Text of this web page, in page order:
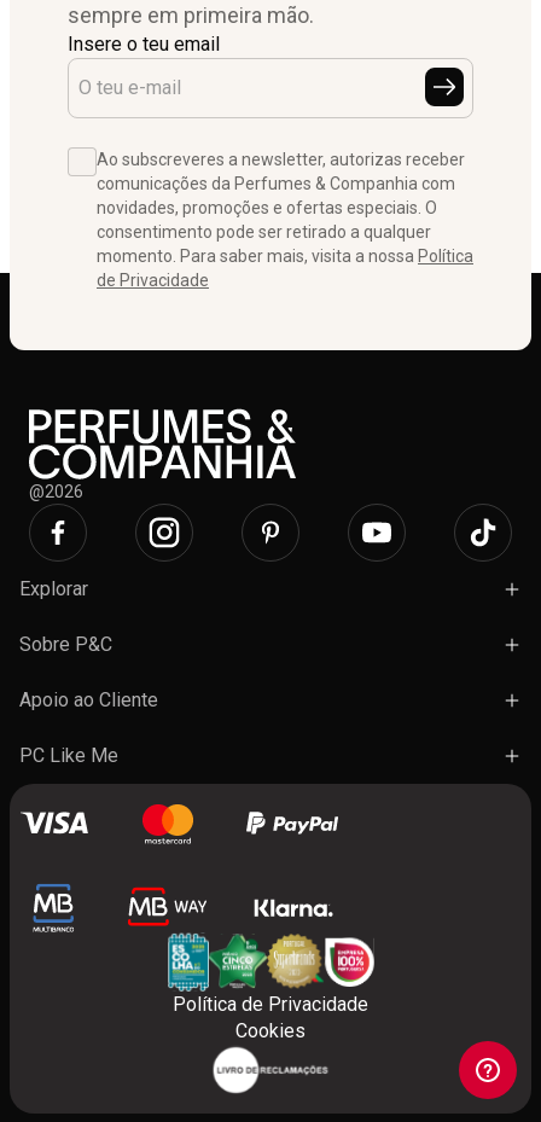
sempre em primeira mão.
Insere o teu email
Ao subscreveres a newsletter, autorizas receber
comunicações da Perfumes & Companhia com
novidades, promoções e ofertas especiais. O
consentimento pode ser retirado a qualquer
momento. Para saber mais, visita a nossa Política
de Privacidade
@2026
Explorar
Campanhas
Presentes
Sobre P&C
Lojas e Ações
Apoio ao Cliente
Termos e Condições Gerais de Venda
FAQ's
Contactos
PC Like Me
A minha conta
Benefícios do programa
Política de Privacidade
Cookies